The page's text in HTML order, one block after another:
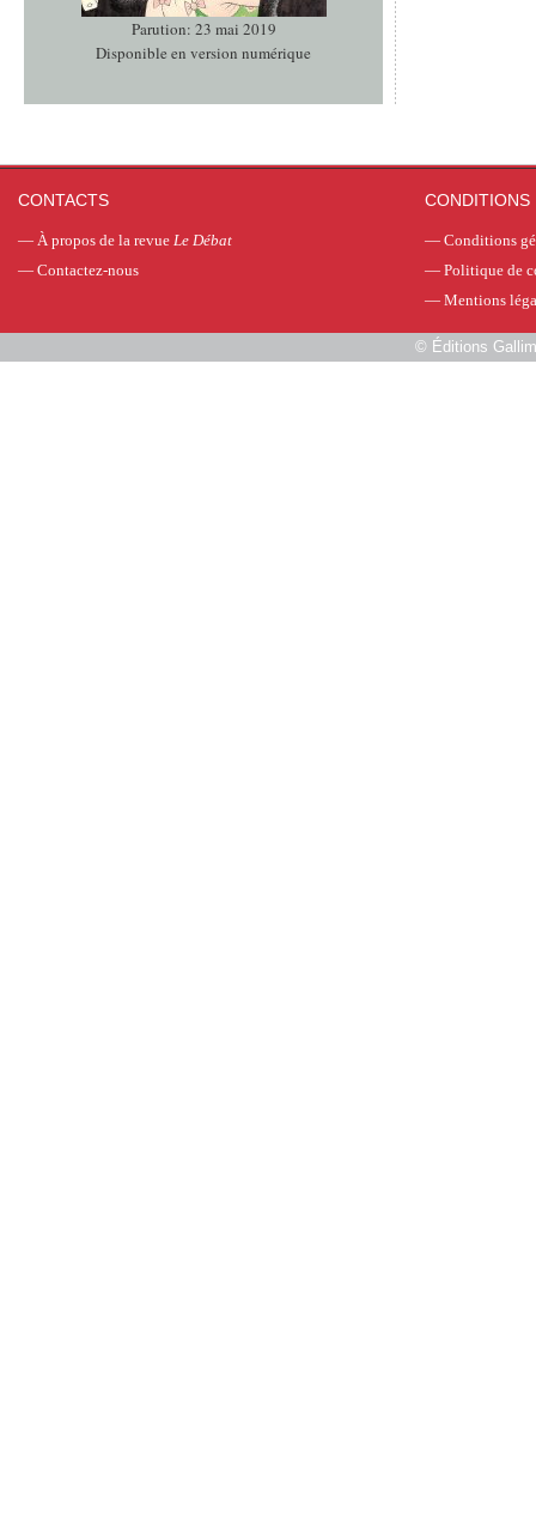
Parution: 23 mai 2019
Disponible en version numérique
CONTACTS
— À propos de la revue Le Débat
— Contactez-nous
CONDITIONS
— Conditions
— Politique de
— Mentions
© Éditions